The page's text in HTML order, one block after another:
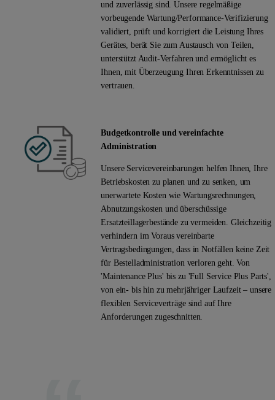
und zuverlässig sind. Unsere regelmäßige
vorbeugende Wartung/Performance-Verifizierung
validiert, prüft und korrigiert die Leistung Ihres
Gerätes, berät Sie zum Austausch von Teilen,
unterstützt Audit-Verfahren und ermöglicht es
Ihnen, mit Überzeugung Ihren Erkenntnissen zu
vertrauen.
Budgetkontrolle und vereinfachte
Administration
Unsere Servicevereinbarungen helfen Ihnen, Ihre
Betriebskosten zu planen und zu senken, um
unerwartete Kosten wie Wartungsrechnungen,
Abnutzungskosten und überschüssige
Ersatzteillagerbestände zu vermeiden. Gleichzeitig
verhindern im Voraus vereinbarte
Vertragsbedingungen, dass in Notfällen keine Zeit
für Bestelladministration verloren geht. Von
'Maintenance Plus' bis zu 'Full Service Plus Parts',
von ein- bis hin zu mehrjähriger Laufzeit – unsere
flexiblen Serviceverträge sind auf Ihre
Anforderungen zugeschnitten.